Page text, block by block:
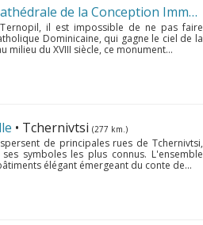
L'église catholique Dominicaine (Cathédrale de la Conception Immaculée de Marie)
il est impossible de ne pas faire
Dominicaine, qui gagne le ciel de la
du XVIII siècle, ce monument...
• Tchernivtsi (277 km.)
de principales rues de Tchernivtsi,
symboles les plus connus. L'ensemble
élégant émergeant du conte de...